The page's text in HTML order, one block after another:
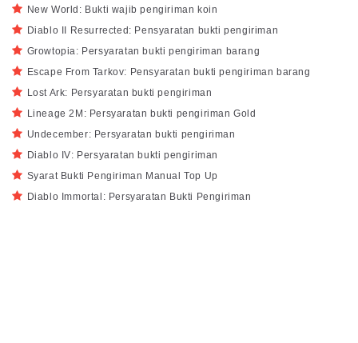
New World: Bukti wajib pengiriman koin
Diablo II Resurrected: Pensyaratan bukti pengiriman
Growtopia: Persyaratan bukti pengiriman barang
Escape From Tarkov: Pensyaratan bukti pengiriman barang
Lost Ark: Persyaratan bukti pengiriman
Lineage 2M: Persyaratan bukti pengiriman Gold
Undecember: Persyaratan bukti pengiriman
Diablo IV: Persyaratan bukti pengiriman
Syarat Bukti Pengiriman Manual Top Up
Diablo Immortal: Persyaratan Bukti Pengiriman